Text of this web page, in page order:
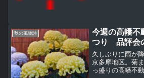
秋の風物詩
今週の高幡不
つり 品評会
久しぶりに雨が
京多摩地区。菊
っ盛りの高幡不